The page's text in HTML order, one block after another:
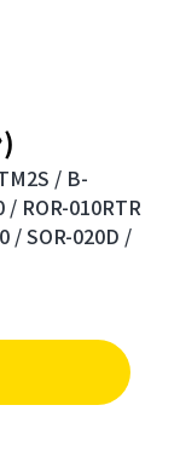
/ B-
/ ROR-010RTR
/SOR-020D /